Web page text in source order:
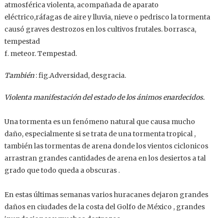
atmosférica violenta, acompañada de aparato
eléctrico,ráfagas de aire y lluvia, nieve o pedrisco la tormenta
causó graves destrozos en los cultivos frutales. borrasca,
tempestad
f. meteor. Tempestad.
También:fig.Adversidad, desgracia.
Violenta manifestación del estado de los ánimos enardecidos.
Una tormenta es un fenómeno natural que causa mucho
daño, especialmente si se trata de una tormenta tropical ,
también las tormentas de arena donde los vientos ciclonicos
arrastran grandes cantidades de arena en los desiertos a tal
grado que todo queda a obscuras .
En estas últimas semanas varios huracanes dejaron grandes
daños en ciudades de la costa del Golfo de México , grandes